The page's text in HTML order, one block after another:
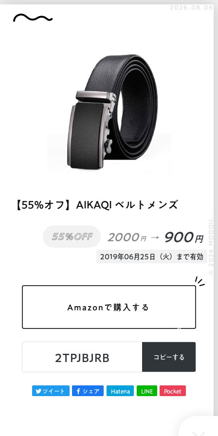
2026.08.06
【55%オフ】AIKAQI ベルトメンズ
55%OFF 2000 円 900 円
2019年06月25日（火）まで有効
Amazonで購入する
2TPJBJRB コピーする
ツイート シェア Hatena LINE Pocket
© 2026 MOOOII.